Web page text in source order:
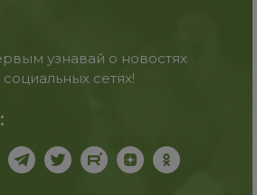
узнавай о новостях
сетях!